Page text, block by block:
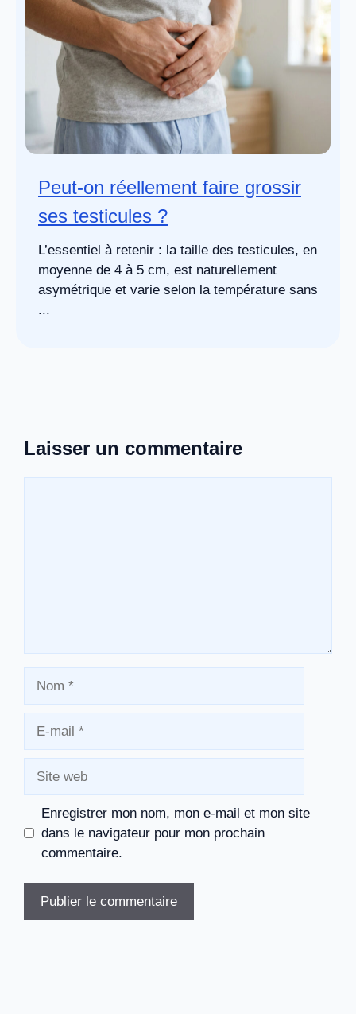
Peut-on réellement faire grossir
ses testicules ?
L’essentiel à retenir : la taille des testicules, en
moyenne de 4 à 5 cm, est naturellement
asymétrique et varie selon la température sans
...
Laisser un commentaire
Enregistrer mon nom, mon e-mail et mon site
dans le navigateur pour mon prochain
commentaire.